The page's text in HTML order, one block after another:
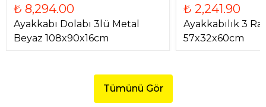
₺ 8,294.00
Ayakkabı Dolabı 3lü Metal
Beyaz 108x90x16cm
₺ 2,241.90
Ayakkabılık 3
57x32x60cm
Tümünü Gör